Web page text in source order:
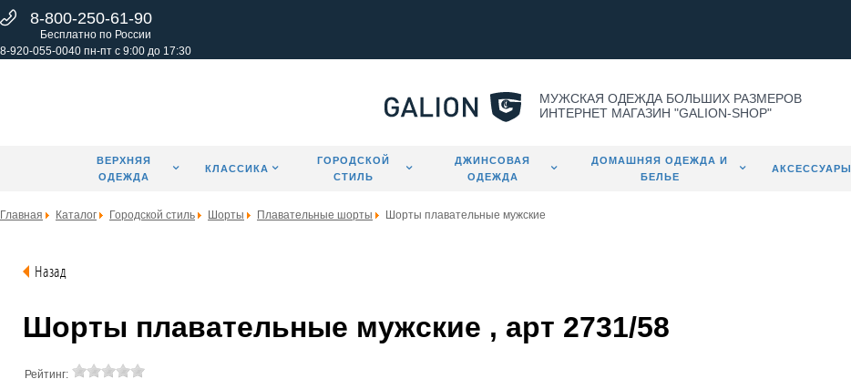
8-800-250-61-90
Бесплатно по России
8-920-055-0040 пн-пт с 9:00 до 17:30
МУЖСКАЯ ОДЕЖДА БОЛЬШИХ РАЗМЕРОВ
ИНТЕРНЕТ МАГАЗИН "GALION-SHOP"
ВЕРХНЯЯ
ОДЕЖДА
КЛАССИКА
ГОРОДСКОЙ
СТИЛЬ
ДЖИНСОВАЯ
ОДЕЖДА
ДОМАШНЯЯ ОДЕЖДА И
БЕЛЬЕ
АКСЕССУАРЫ
Главная Каталог Городской стиль Шорты Плавательные шорты Шорты плавательные мужские
Назад
Шорты плавательные мужские , арт 2731/58
Рейтинг: